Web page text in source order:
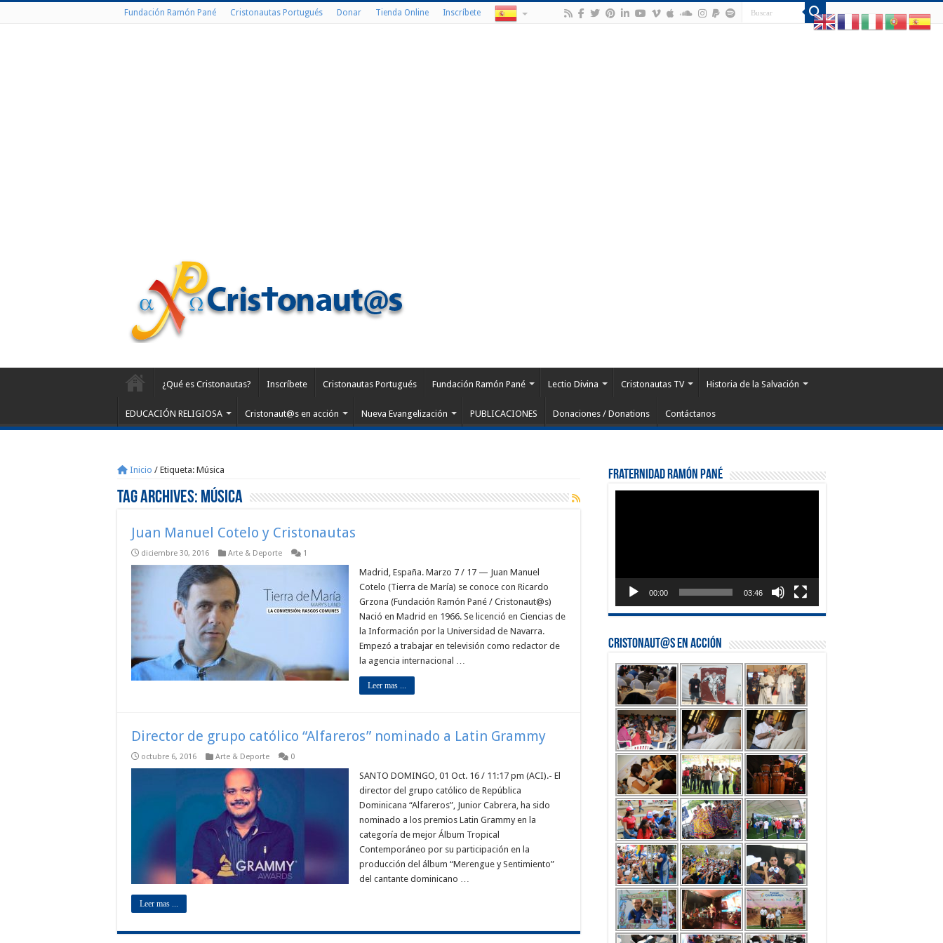
Fundación Ramón Pané Cristonautas Portugués Donar Tienda Online Inscríbete
¿Qué es Cristonautas? Inscríbete Cristonautas Portugués Fundación Ramón Pané Lectio Divina Cristonautas TV Historia de la Salvación
EDUCACIÓN RELIGIOSA Cristonaut@s en acción Nueva Evangelización PUBLICACIONES Donaciones / Donations Contáctanos
Inicio / Etiqueta: Música
Tag Archives: Música
Juan Manuel Cotelo y Cristonautas
diciembre 30, 2016 Arte & Deporte 1
Madrid, España. Marzo 7 / 17 — Juan Manuel
Cotelo (Tierra de María) se conoce con Ricardo
Grzona (Fundación Ramón Pané / Cristonaut@s)
Nació en Madrid en 1966. Se licenció en Ciencias de
la Información por la Universidad de Navarra.
Empezó a trabajar en televisión como redactor de
la agencia internacional …
Leer mas ...
Director de grupo católico “Alfareros” nominado a Latin Grammy
octubre 6, 2016 Arte & Deporte 0
SANTO DOMINGO, 01 Oct. 16 / 11:17 pm (ACI).- El
director del grupo católico de República
Dominicana “Alfareros”, Junior Cabrera, ha sido
nominado a los premios Latin Grammy en la
categoría de mejor Álbum Tropical
Contemporáneo por su participación en la
producción del álbum “Merengue y Sentimiento”
del cantante dominicano …
Leer mas ...
Fraternidad Ramón Pané
00:00 03:46
Cristonaut@s en Acción